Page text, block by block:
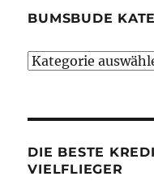
BUMSBUDE
Bumsbude
DIE BESTE
VIELFLIEGER